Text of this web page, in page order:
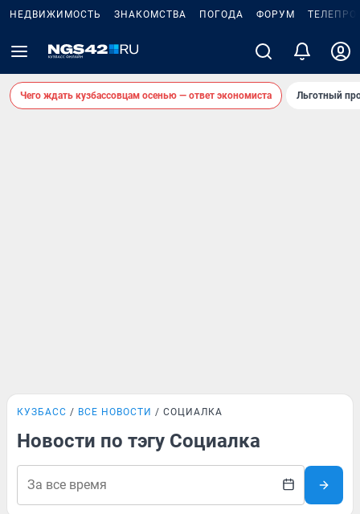
НЕДВИЖИМОСТЬ ЗНАКОМСТВА ПОГОДА ФОРУМ
Чего ждать кузбассовцам осенью — ответ экономиста Льготный
КУЗБАСС ВСЕ НОВОСТИ СОЦИАЛКА
Новости по тэгу Социалка